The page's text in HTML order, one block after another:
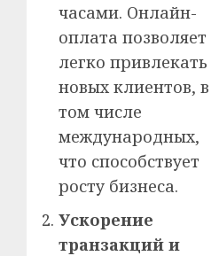
часами. Онлайн-
оплата позволяет
легко привлекать
новых клиентов, в
том числе
международных,
что способствует
росту бизнеса.
Ускорение
транзакций и